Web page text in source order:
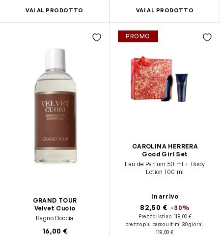
VAI AL PRODOTTO VAI AL PRODOTTO
GRAND TOUR
Velvet Cuoio
Bagno Doccia
16,00 €
PROMO
CAROLINA HERRERA
Good Girl Set
Eau de Parfum 50 ml + Body
Lotion 100 ml
In arrivo
82,50 € -30%
Prezzo listino:118,00 €
prezzo più basso ultimi 30 giorni :
118,00 €